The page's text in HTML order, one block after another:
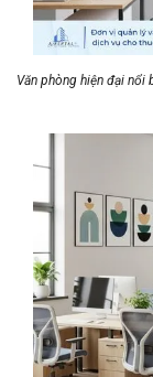
Văn phòng hiện đại nổi